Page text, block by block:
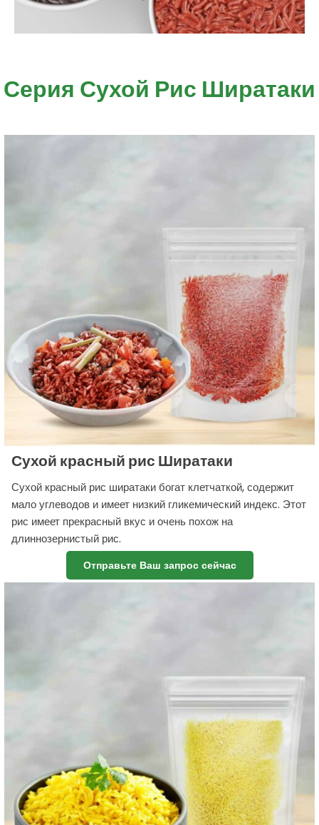
Серия Сухой Рис Ширатаки
Сухой красный рис Ширатаки
Сухой красный рис ширатаки богат клетчаткой, содержит
мало углеводов и имеет низкий гликемический индекс. Этот
рис имеет прекрасный вкус и очень похож на
длиннозернистый рис.
Отправьте Ваш запрос сейчас